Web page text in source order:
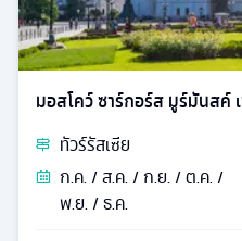
มอสโคว์ ซาร์กอร์ส มูร์มันสค์
ทัวร์รัสเซีย
ก.ค. / ส.ค. / ก.ย. / ต.ค. /
พ.ย. / ธ.ค.